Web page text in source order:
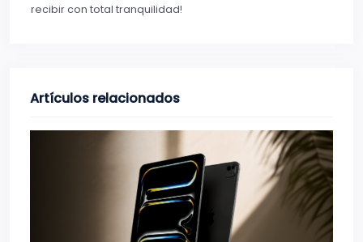
recibir con total tranquilidad!
Artículos relacionados